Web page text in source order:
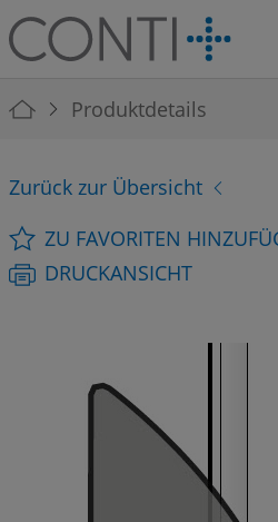
Skip to main navigation
Skip to main content
Skip to page footer
You are here:
Produktdetails
Zurück zur Übersicht
ZU FAVORITEN
DRUCKANSICHT